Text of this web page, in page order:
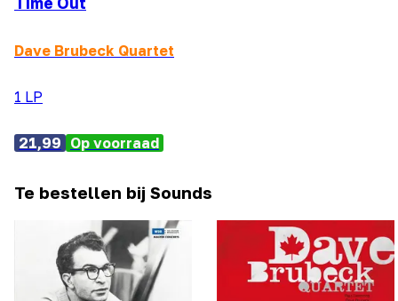
Dave Brubeck Quartet
1 LP
21,99 Op voorraad
Te bestellen bij Sounds